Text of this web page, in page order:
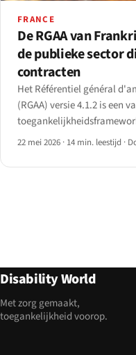
FRANCE
De RGAA van
de publieke sector
contracten
Het Référentiel général
(RGAA) versie 4.1.2 is een
audits,
22 mei 2026 · 14 min. leestijd ·
Disability World
Met zorg gemaakt,
toegankelijkheid voorop.